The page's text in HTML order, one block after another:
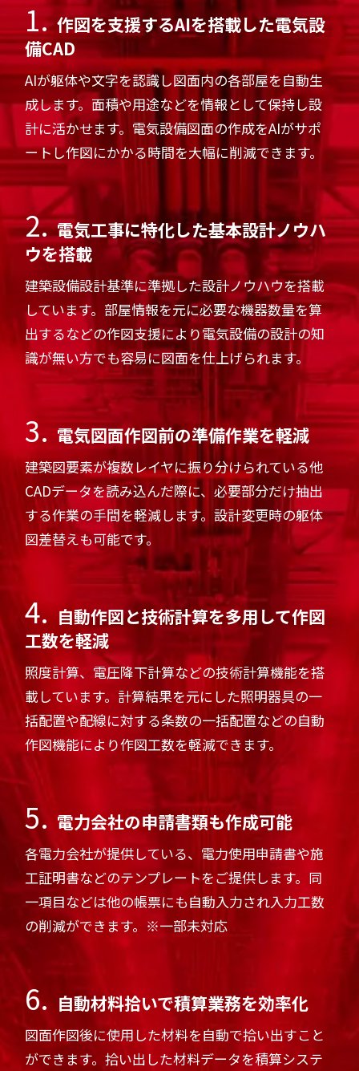
1. 作図を支援するAIを搭載した電気設
備CAD
AIが躯体や文字を認識し図面内の各部屋を自動生
成します。面積や用途などを情報として保持し設
計に活かせます。電気設備図面の作成をAIがサポ
ートし作図にかかる時間を大幅に削減できます。
2. 電気工事に特化した基本設計ノウハ
ウを搭載
建築設備設計基準に準拠した設計ノウハウを搭載
しています。部屋情報を元に必要な機器数量を算
出するなどの作図支援により電気設備の設計の知
識が無い方でも容易に図面を仕上げられます。
3. 電気図面作図前の準備作業を軽減
建築図要素が複数レイヤに振り分けられている他
CADデータを読み込んだ際に、必要部分だけ抽出
する作業の手間を軽減します。設計変更時の躯体
図差替えも可能です。
4. 自動作図と技術計算を多用して作図
工数を軽減
照度計算、電圧降下計算などの技術計算機能を搭
載しています。計算結果を元にした照明器具の一
括配置や配線に対する条数の一括配置などの自動
作図機能により作図工数を軽減できます。
5. 電力会社の申請書類も作成可能
各電力会社が提供している、電力使用申請書や施
工証明書などのテンプレートをご提供します。同
一項目などは他の帳票にも自動入力され入力工数
の削減ができます。※一部未対応
6. 自動材料拾いで積算業務を効率化
図面作図後に使用した材料を自動で拾い出すこと
ができます。拾い出した材料データを積算システ